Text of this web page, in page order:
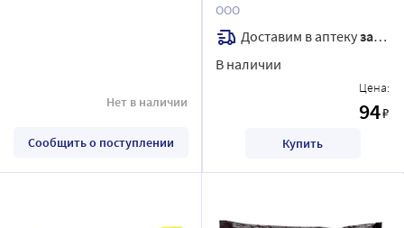
Нет в наличии
Сообщить о поступлении
ООО
Доставим в аптекузавтра
В наличии
Цена:
94₽
Купить